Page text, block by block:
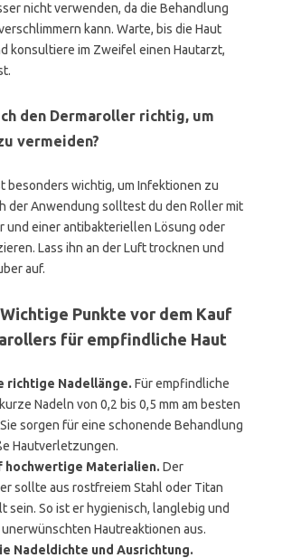
nicht verwenden, da die Behandlung
kann. Warte, bis die Haut
konsultiere im Zweifel einen Hautarzt,
den Dermaroller richtig, um
vermeiden?
besonders wichtig, um Infektionen zu
der Anwendung solltest du den Roller mit
und einer antibakteriellen Lösung oder
Lass ihn an der Luft trocknen und
auf.
Punkte vor dem Kauf
für empfindliche Haut
richtige Nadellänge. Für empfindliche
Nadeln von 0,2 bis 0,5 mm am besten
sorgen für eine schonende Behandlung
Hautverletzungen.
hochwertige Materialien. Der
sollte aus rostfreiem Stahl oder Titan
sein. So ist er hygienisch, langlebig und
Hautreaktionen aus.
Nadeldichte und Ausrichtung.